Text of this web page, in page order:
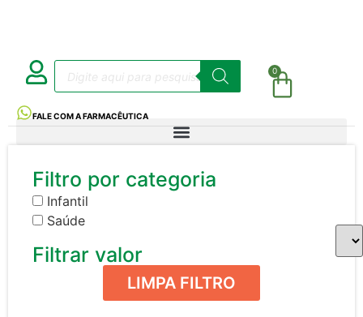
0
FALE COM A FARMACÊUTICA
Filtro por categoria
Infantil
Saúde
Filtrar valor
LIMPA FILTRO